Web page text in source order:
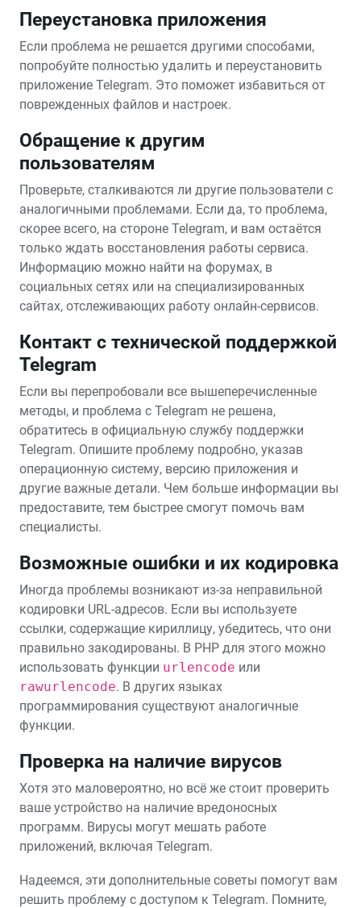
Переустановка приложения
Если проблема не решается другими способами,
попробуйте полностью удалить и переустановить
приложение Telegram. Это поможет избавиться от
поврежденных файлов и настроек.
Обращение к другим
пользователям
Проверьте, сталкиваются ли другие пользователи с
аналогичными проблемами. Если да, то проблема,
скорее всего, на стороне Telegram, и вам остаётся
только ждать восстановления работы сервиса.
Информацию можно найти на форумах, в
социальных сетях или на специализированных
сайтах, отслеживающих работу онлайн-сервисов.
Контакт с технической поддержкой
Telegram
Если вы перепробовали все вышеперечисленные
методы, и проблема с Telegram не решена,
обратитесь в официальную службу поддержки
Telegram. Опишите проблему подробно, указав
операционную систему, версию приложения и
другие важные детали. Чем больше информации вы
предоставите, тем быстрее смогут помочь вам
специалисты.
Возможные ошибки и их кодировка
Иногда проблемы возникают из-за неправильной
кодировки URL-адресов. Если вы используете
ссылки, содержащие кириллицу, убедитесь, что они
правильно закодированы. В PHP для этого можно
использовать функции urlencode или
rawurlencode. В других языках
программирования существуют аналогичные
функции.
Проверка на наличие вирусов
Хотя это маловероятно, но всё же стоит проверить
ваше устройство на наличие вредоносных
программ. Вирусы могут мешать работе
приложений, включая Telegram.
Надеемся, эти дополнительные советы помогут вам
решить проблему с доступом к Telegram. Помните,